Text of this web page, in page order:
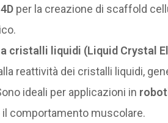
per la creazione di scaffold
cristalli liquidi (Liquid Crystal
reattività dei cristalli liquidi,
ideali per applicazioni in
comportamento muscolare.